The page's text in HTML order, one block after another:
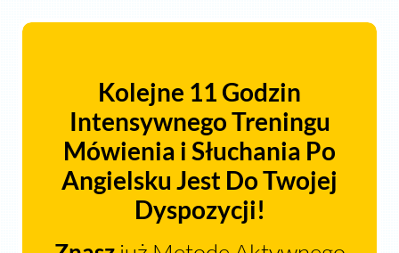
Kolejne 11 Godzin
IntensywnegoTreningu
Mówienia i Słuchania Po
Angielsku Jest Do Twojej
Dyspozycji!